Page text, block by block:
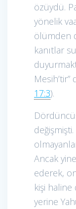
özüydü.
yönelik
ölümden
kanıtlar
17:3).
Ancak
ederek,
kişi
yerine